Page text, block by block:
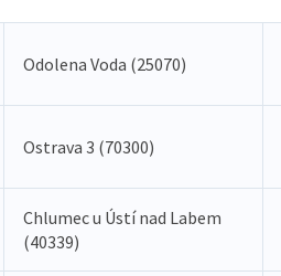
Odolena Voda (25070)
Ostrava 3 (70300)
Chlumec u Ústí nad Labem
(40339)